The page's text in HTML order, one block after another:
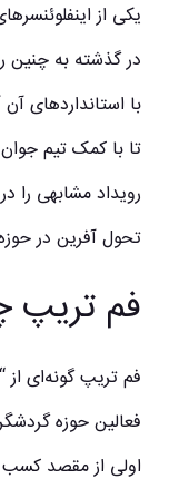
یکی از
در گذشته به چنین
با استانداردهای
تا با کمک تیم
رویداد مشابهی را
تحول آفرین در
فم
فعالین حوزه
اولی از مقصد کسب